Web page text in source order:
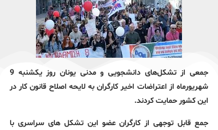
جمعی از تشکل‌های دانشجویی و مدنی یونان روز یکشنبه 9
شهریورماه از اعتراضات اخیر کارگران به لایحه اصلاح قانون کار در
این کشور حمایت کردند.
جمع قابل توجهی از کارگران عضو این تشکل های سراسری با